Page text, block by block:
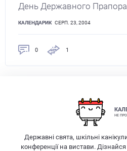
День Державного Прапора
КАЛЕНДАРИК СЕРП. 23, 2004
0 1
НЕ
Державні свята, шкільні
конференції на вистави. Дізнайся